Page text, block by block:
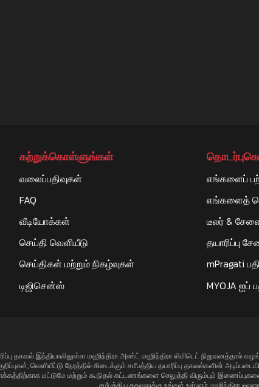
கற்றுக்கொள்ளுங்கள்
வலைப்பதிவுகள்
FAQ
வீடியோக்கள்
செய்தி வெளியீடு
செய்திகள் மற்றும் நிகழ்வுகள்
டிஜிசென்ஸ்
எங்களைப்
எங்களைத்
டீலர் &
தயாரிப்பு
mPragati
MYOJA ஐப்
தகவல் இந்தியாவிலுள்ள மஹிந்திரா அண்ட் மஹிந்திரா லிமிடெட் நிறுவனத்தால்
வெளியீட்டு நேரத்தில் கிடைக்கும் சமீபத்திய தயாரிப்பு தகவல்களின்
மட்டுமே மற்றும் கூடுதல் கட்டணங்களை செலுத்தி விரும்பும்